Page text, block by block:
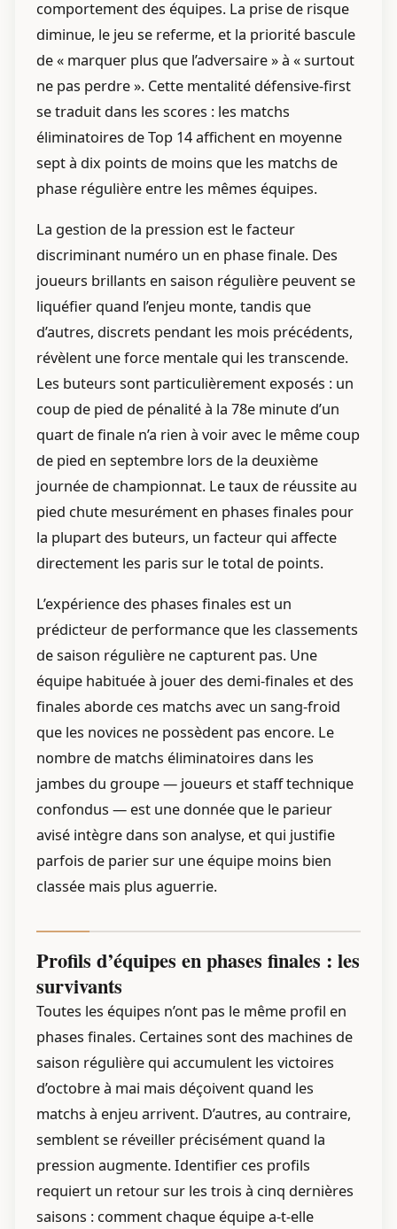
comportement des équipes. La prise de risque
diminue, le jeu se referme, et la priorité bascule
de « marquer plus que l’adversaire » à « surtout
ne pas perdre ». Cette mentalité défensive-first
se traduit dans les scores : les matchs
éliminatoires de Top 14 affichent en moyenne
sept à dix points de moins que les matchs de
phase régulière entre les mêmes équipes.
La gestion de la pression est le facteur
discriminant numéro un en phase finale. Des
joueurs brillants en saison régulière peuvent se
liquéfier quand l’enjeu monte, tandis que
d’autres, discrets pendant les mois précédents,
révèlent une force mentale qui les transcende.
Les buteurs sont particulièrement exposés : un
coup de pied de pénalité à la 78e minute d’un
quart de finale n’a rien à voir avec le même coup
de pied en septembre lors de la deuxième
journée de championnat. Le taux de réussite au
pied chute mesurément en phases finales pour
la plupart des buteurs, un facteur qui affecte
directement les paris sur le total de points.
L’expérience des phases finales est un
prédicteur de performance que les classements
de saison régulière ne capturent pas. Une
équipe habituée à jouer des demi-finales et des
finales aborde ces matchs avec un sang-froid
que les novices ne possèdent pas encore. Le
nombre de matchs éliminatoires dans les
jambes du groupe — joueurs et staff technique
confondus — est une donnée que le parieur
avisé intègre dans son analyse, et qui justifie
parfois de parier sur une équipe moins bien
classée mais plus aguerrie.
Profils d’équipes en phases finales : les
survivants
Toutes les équipes n’ont pas le même profil en
phases finales. Certaines sont des machines de
saison régulière qui accumulent les victoires
d’octobre à mai mais déçoivent quand les
matchs à enjeu arrivent. D’autres, au contraire,
semblent se réveiller précisément quand la
pression augmente. Identifier ces profils
requiert un retour sur les trois à cinq dernières
saisons : comment chaque équipe a-t-elle